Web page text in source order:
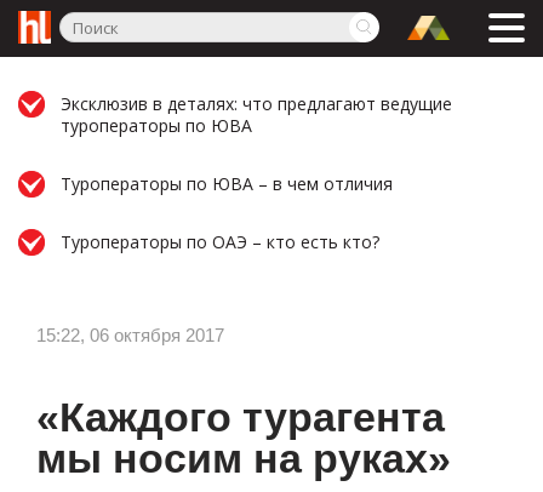
Эксклюзив в деталях: что предлагают ведущие
туроператоры по ЮВА
Туроператоры по ЮВА – в чем отличия
Туроператоры по ОАЭ – кто есть кто?
15:22, 06 октября 2017
«Каждого турагента
мы носим на руках»